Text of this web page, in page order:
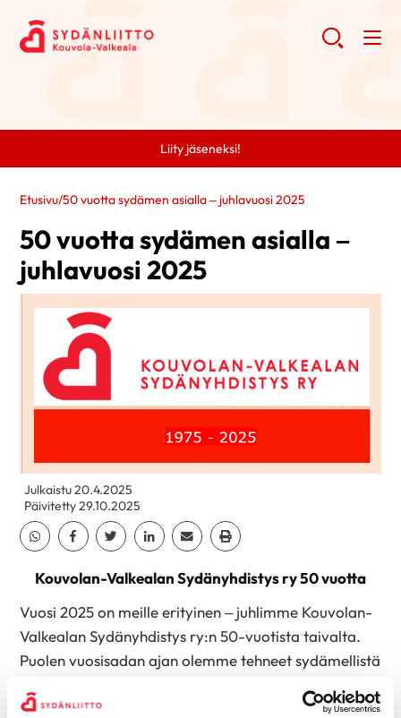
Liity jäseneksi!
Etusivu/50 vuotta sydämen asialla – juhlavuosi 2025
50 vuotta sydämen asialla –
juhlavuosi 2025
Julkaistu 20.4.2025
Päivitetty 29.10.2025
Jaa Whatsapp
Jaa Facebook
Jaa TwitterJaa Linkedin
Jaa EmailJaa Print
Kouvolan-Valkealan Sydänyhdistys ry 50 vuotta
Vuosi 2025 on meille erityinen – juhlimme Kouvolan-
Valkealan Sydänyhdistys ry:n 50-vuotista taivalta.
Puolen vuosisadan ajan olemme tehneet sydämellistä
hyväksi.